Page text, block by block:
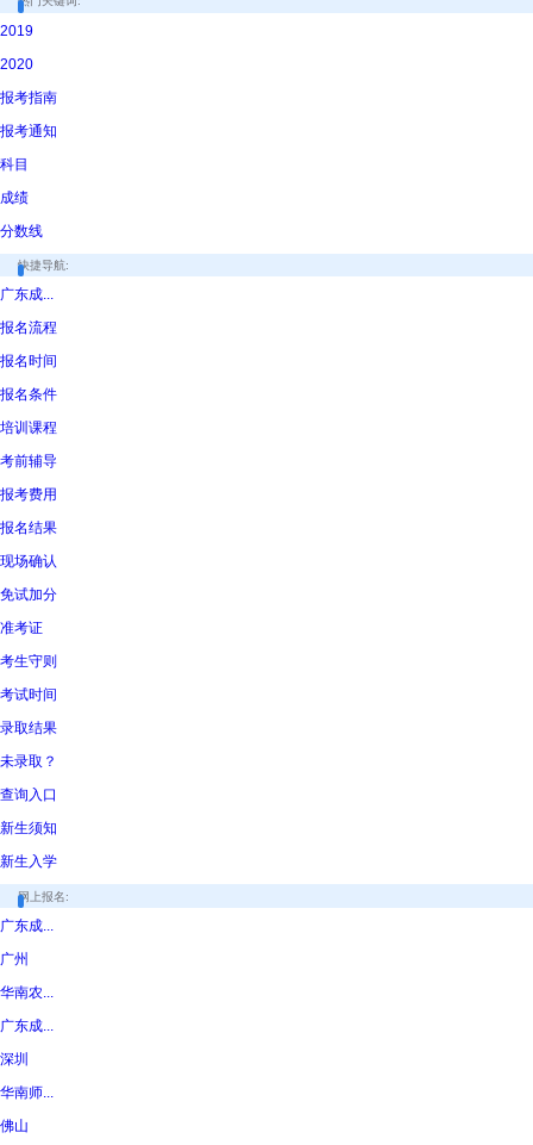
2019
2020
报考指南
报考通知
科目
成绩
分数线
快捷导航:
广东成...
报名流程
报名时间
报名条件
培训课程
考前辅导
报考费用
报名结果
现场确认
免试加分
准考证
考生守则
考试时间
录取结果
未录取？
查询入口
新生须知
新生入学
网上报名:
广东成...
广州
华南农...
广东成...
深圳
华南师...
佛山